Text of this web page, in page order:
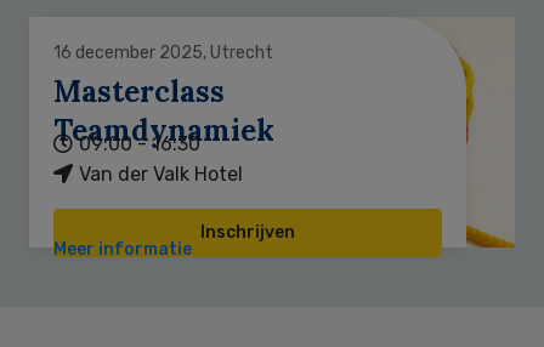
16 december 2025, Utrecht
Masterclass
Teamdynamiek
09:00 - 16:30
Van der Valk Hotel
Inschrijven
Meer informatie